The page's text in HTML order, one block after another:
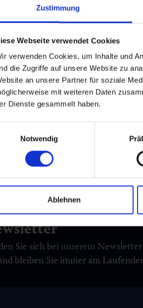
Zustimmung
Webseite verwendet Cookies
verwenden Cookies, um Inhalte und
die Zugriffe auf unsere Website zu
an unsere Partner für soziale
mit weiteren Daten
Dienste gesammelt haben.
Notwendig
Ablehnen
Sie sich bei unserem Newsletter
bleiben Sie immer am